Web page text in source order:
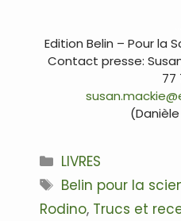
Edition Belin – Pour la
Contact presse:
77
Catégories
LIVRES
Étiquettes
Belin pour la
Rodino, Trucs et